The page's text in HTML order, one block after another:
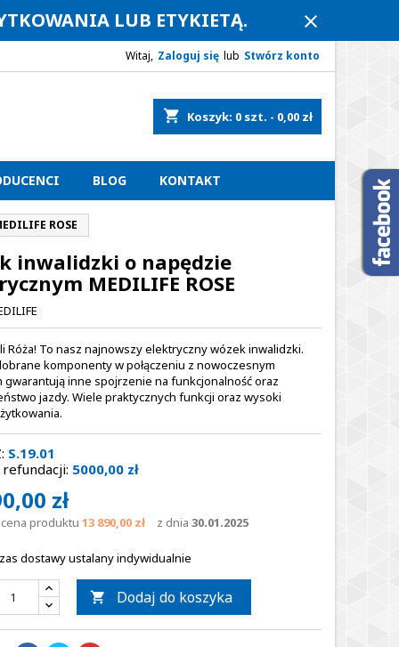
LUB ETYKIETĄ. close
Witaj, Zaloguj się lub Stwórz konto
shopping_cart Koszyk: 0 szt. - 0,00 zł
BLOG KONTAKT
ROSE
inwalidzki o napędzie
MEDILIFE ROSE
Róża! To nasz najnowszy elektryczny wózek inwalidzki.
komponenty w połączeniu z nowoczesnym
gwarantują inne spojrzenie na funkcjonalność oraz
jazdy. Wiele praktycznych funkcji oraz wysoki
S.19.01
5000,00 zł
zł
produktu 13 890,00 zł z dnia 30.01.2025
dostawy ustalany indywidualnie
 Dodaj do koszyka